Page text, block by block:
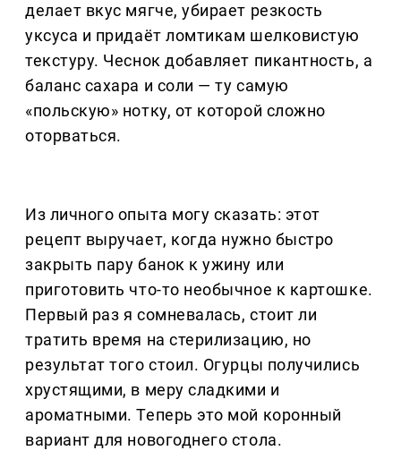
делает вкус мягче, убирает резкость
уксуса и придаёт ломтикам шелковистую
текстуру. Чеснок добавляет пикантность, а
баланс сахара и соли — ту самую
«польскую» нотку, от которой сложно
оторваться.
Из личного опыта могу сказать: этот
рецепт выручает, когда нужно быстро
закрыть пару банок к ужину или
приготовить что-то необычное к картошке.
Первый раз я сомневалась, стоит ли
тратить время на стерилизацию, но
результат того стоил. Огурцы получились
хрустящими, в меру сладкими и
ароматными. Теперь это мой коронный
вариант для новогоднего стола.